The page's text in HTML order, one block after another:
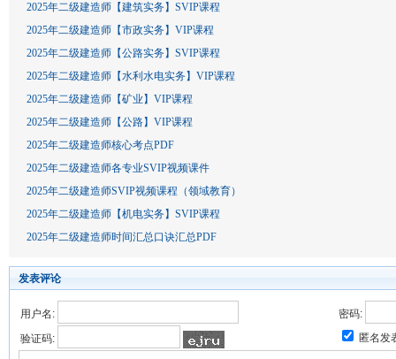
2025年二级建造师【建筑实务】SVIP课程
2025年二级建造师【市政实务】VIP课程
2025年二级建造师【公路实务】SVIP课程
2025年二级建造师【水利水电实务】VIP课程
2025年二级建造师【矿业】VIP课程
2025年二级建造师【公路】VIP课程
2025年二级建造师核心考点PDF
2025年二级建造师各专业SVIP视频课件
2025年二级建造师SVIP视频课程（领域教育）
2025年二级建造师【机电实务】SVIP课程
2025年二级建造师时间汇总口诀汇总PDF
发表评论
用户名:
密码:
验证码:
匿名发